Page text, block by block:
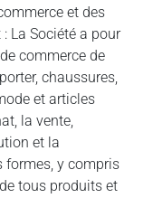
et des
La Société a pour
commerce de
chaussures,
et articles
la vente,
et la
formes, y compris
tous produits et